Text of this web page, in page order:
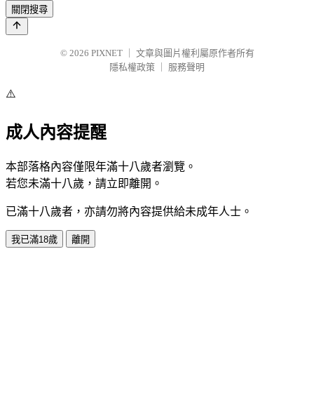
關閉搜尋
© 2026 PIXNET
文章與圖片權利屬原作者所有
隱私權政策
服務聲明
⚠️
成人內容提醒
本部落格內容僅限年滿十八歲者瀏覽。
若您未滿十八歲，請立即離開。
已滿十八歲者，亦請勿將內容提供給未成年人士。
我已滿18歲 離開